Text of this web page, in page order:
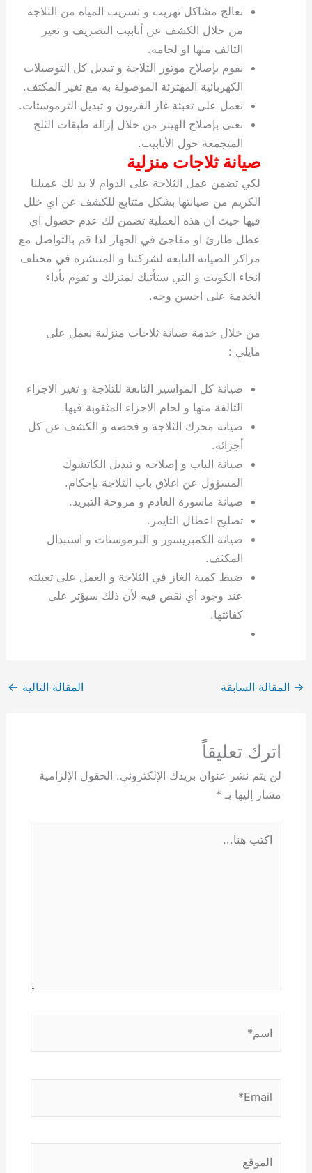
نعالج مشاكل تهريب و تسريب المياه من الثلاجة
من خلال الكشف عن أنابيب التصريف و تغير
التالف منها او لحامه.
نقوم بإصلاح موتور الثلاجة و تبديل كل التوصيلات
الكهربائية المهترئة الموصولة به مع تغير المكثف.
نعمل على تعبئة غاز الفريون و تبديل الترموستات.
نعنى بإصلاح الهيتر من خلال إزالة طبقات الثلج
المتجمعة حول الأنابيب.
صيانة ثلاجات منزلية
لكي تضمن عمل الثلاجة على الدوام لا بد لك عميلنا
الكريم من صيانتها بشكل متتابع للكشف عن اي خلل
فيها حيث ان هذه العملية تضمن لك عدم حصول اي
عطل طارئ او مفاجئ في الجهاز لذا قم بالتواصل مع
مراكز الصيانة التابعة لشركتنا و المنتشرة في مختلف
انحاء الكويت و التي ستأتيك لمنزلك و تقوم بأداء
الخدمة على احسن وجه.
من خلال خدمة صيانة ثلاجات منزلية نعمل على
مايلي :
صيانة كل المواسير التابعة للثلاجة و تغير الاجزاء
التالفة منها و لحام الاجزاء المثقوبة فيها.
صيانة محرك الثلاجة و فحصه و الكشف عن كل
أجزائه.
صيانة الباب و إصلاحه و تبديل الكاتشوك
المسؤول عن اغلاق باب الثلاجة بإحكام.
صيانة ماسورة العادم و مروحة التبريد.
تصليح اعطال التايمر.
صيانة الكمبريسور و الترموستات و استبدال
المكثف.
ضبط كمية الغاز في الثلاجة و العمل على تعبئته
عند وجود أي نقص فيه لأن ذلك سيؤثر على
كفائتها.
→ المقالة السابقة المقالة التالية ←
اترك تعليقاً
لن يتم نشر عنوان بريدك الإلكتروني. الحقول الإلزامية
مشار إليها بـ *
هنا...